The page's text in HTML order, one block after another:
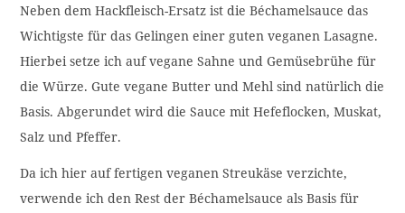
Neben dem Hackfleisch-Ersatz ist die Béchamelsauce das
Wichtigste für das Gelingen einer guten veganen Lasagne.
Hierbei setze ich auf vegane Sahne und Gemüsebrühe für
die Würze. Gute vegane Butter und Mehl sind natürlich die
Basis. Abgerundet wird die Sauce mit Hefeflocken, Muskat,
Salz und Pfeffer.
Da ich hier auf fertigen veganen Streukäse verzichte,
verwende ich den Rest der Béchamelsauce als Basis für